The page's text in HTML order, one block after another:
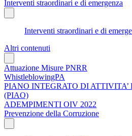
Interventi straordinari e di emergenza
Interventi straordinari e di
Altri contenuti
Attuazione Misure PNRR
WhistleblowingPA
PIANO INTEGRATO DI
(PIAO)
ADEMPIMENTI OIV 2022
Prevenzione della Corruzione